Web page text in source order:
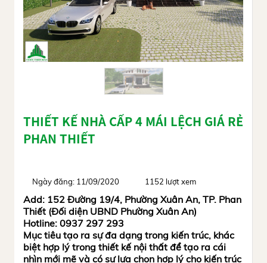
THIẾT KẾ NHÀ CẤP 4 MÁI LỆCH GIÁ RẺ
PHAN THIẾT
Ngày đăng: 11/09/2020 1152 lượt xem
Add: 152 Đường 19/4, Phường Xuân An, TP. Phan
Thiết (Đối diện UBND Phường Xuân An)
Hotline: 0937 297 293
Mục tiêu tạo ra sự đa dạng trong kiến trúc, khác
biệt hợp lý trong thiết kế nội thất để tạo ra cái
nhìn mới mẽ và có sự lựa chọn hợp lý cho kiến trúc